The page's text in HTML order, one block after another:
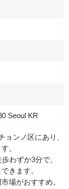
Seoul KR
ンノ区にあり、
。
わずか3分で、
きます。
場がおすすめ。